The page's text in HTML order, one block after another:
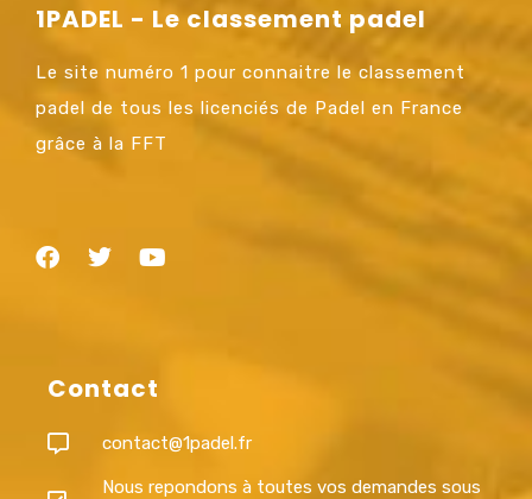
1PADEL - Le classement padel
Le site numéro 1 pour connaitre le classement
padel de tous les licenciés de Padel en France
grâce à la FFT
Contact
contact@1padel.fr
Nous repondons à toutes vos demandes sous